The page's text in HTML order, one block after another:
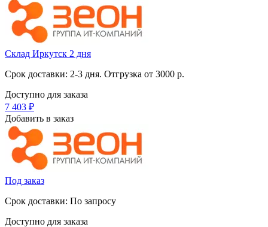
Склад Иркутск 2 дня
Срок доставки: 2-3 дня. Отгрузка от 3000 р.
Доступно для заказа
7 403 ₽
Добавить в заказ
Под заказ
Срок доставки: По запросу
Доступно для заказа